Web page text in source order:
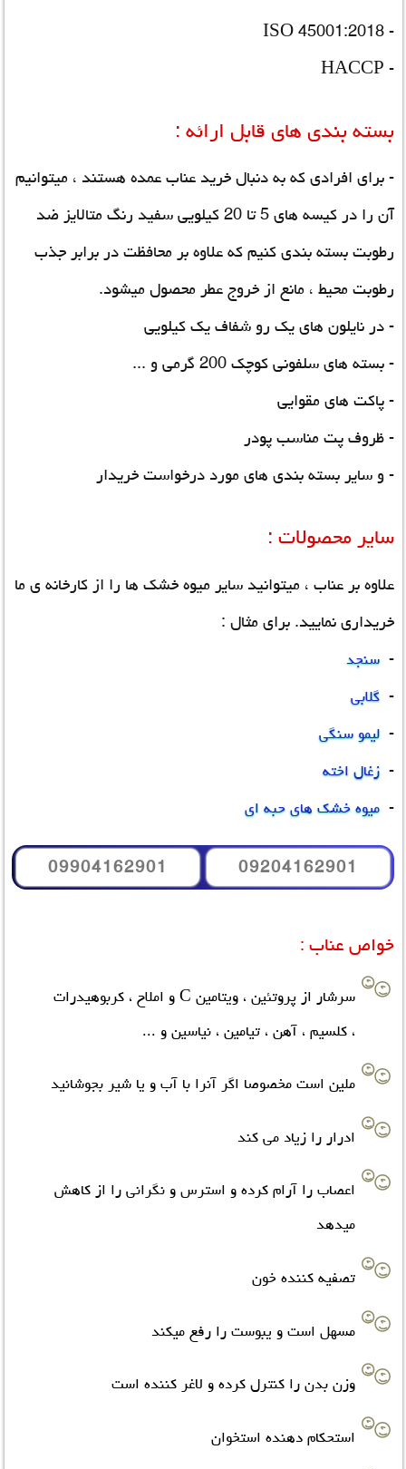
- ISO 45001:2018
- HACCP
بسته بندی های قابل ارائه :
- برای افرادی که به دنبال خرید عناب عمده هستند ، میتوانیم
آن را در کیسه های 5 تا 20 کیلویی سفید رنگ متالایز ضد
رطوبت بسته بندی کنیم که علاوه بر محافظت در برابر جذب
رطوبت محیط ، مانع از خروج عطر محصول میشود.
- در نایلون های یک رو شفاف یک کیلویی
- بسته های سلفونی کوچک 200 گرمی و ...
- پاکت های مقوایی
- ظروف پت مناسب پودر
- و سایر بسته بندی های مورد درخواست خریدار
سایر محصولات :
علاوه بر عناب ، میتوانید سایر میوه خشک ها را از کارخانه ی ما
خریداری نمایید. برای مثال :
- سنجد
- گلابی
- لیمو سنگی
- زغال اخته
- میوه خشک های حبه ای
09204162901
09904162901
خواص عناب:
سرشار از پروتئین ، ویتامین C و املاح ، کربوهیدرات
، کلسیم ، آهن ، تیامین ، نیاسین و ...
ملین است مخصوصا اگر آنرا با آب و یا شیر بجوشانید
ادرار را زیاد می كند
اعصاب را آرام کرده و استرس و نگرانی را از کاهش
میدهد
تصفیه کننده خون
مسهل است و یبوست را رفع میکند
وزن بدن را کنترل کرده و لاغر کننده است
استحکام دهنده استخوان